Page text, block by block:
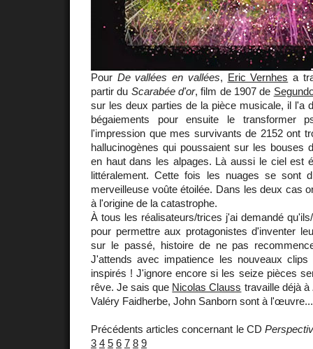
Pour De vallées en vallées, Eric Vernhes a
partir du Scarabée d'or, film de 1907 de
sur les deux parties de la pièce musicale, il l'a
bégaiements pour ensuite le transformer
l'impression que mes survivants de 2152 ont
hallucinogènes qui poussaient sur les bouses
en haut dans les alpages. Là aussi le ciel est
littéralement. Cette fois les nuages se sont
merveilleuse voûte étoilée. Dans les deux cas
à l'origine de la catastrophe.
À tous les réalisateurs/trices j'ai demandé
pour permettre aux protagonistes d'inventer
sur le passé, histoire de ne pas
J'attends avec impatience les nouveaux
inspirés ! J'ignore encore si les seize pièces
rêve. Je sais que Nicolas Clauss travaille déjà à
Valéry Faidherbe, John Sanborn sont à l'œuvre...
Précédents articles concernant le CD
3 4 5 6 7 8 9